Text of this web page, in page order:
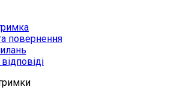
повернення